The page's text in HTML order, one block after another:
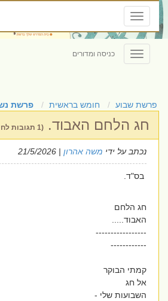
Toggle
navigation
Toggle
navigation
כניסה ומדורים
פרשת שבוע חומש בראשית פרשת נשא
חג הלחם האבוד. (1 תגובות לחידוש זה)
נכתב על ידימשה אהרון| 21/5/2026
בס"ד.
חג הלחם
האבוד.....
-----------------
------------
קמתי הבוקר
אל חג
השבועות שלי -